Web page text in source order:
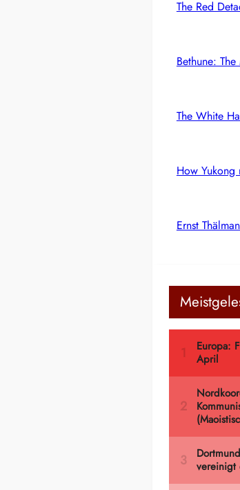
The Red
Bethune:
The White
How Yukong
Ernst